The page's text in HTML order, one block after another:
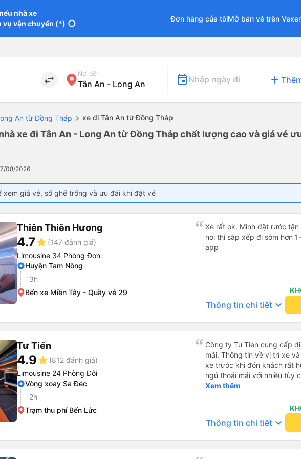
nhà xe
vụ vận chuyển (*) info
Đơn hàng của tôiMở bán vé trên
import_export
Nơi đến
Nhập ngày đi add
An từ Đồng Tháp xe đi Tân An từ Đồng Tháp
xe đi Tân An - Long An từ Đồng Tháp chất lượng cao và giá vé
08/2026
xem giá vé, số ghế trống và ưu đãi khi đặt vé
Thiên Thiên Hương
4.7star (147 đánh giá)
Limousine 34 Phòng Đơn
Huyện Tam Nông
3h
Bến xe Miền Tây - Quầy vé 29
Xe rất ok. Mình đặt rước
nơi thì sắp xếp đi sớm hơn
app
Thông tin chi tiết keyboard_arrow_down
Tư Tiến
4.9star (812 đánh giá)
Limousine 24 Phòng Đôi
Vòng xoay Sa Đéc
2h
Trạm thu phí Bến Lức
Công ty Tu Tien cung cấp
mái. Thông tin về vị trí xe
xe trước khi đón khách rất
ngủ thoải mái với nhiều tùy
USB được đặt ở vị trí thuận
Xem thêm
Thông tin chi tiết keyboard_arrow_down